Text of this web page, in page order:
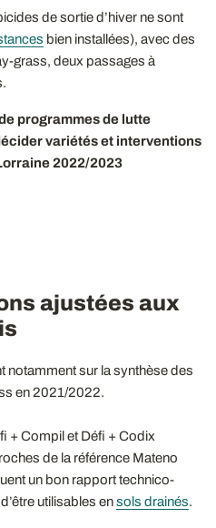
de sortie d’hiver ne sont
bien installées), avec des
grass, deux passages à
programmes de lutte
variétés et interventions
2022/2023
ajustées aux
notamment sur la synthèse des
en 2021/2022.
+ Compil et Défi + Codix
de la référence Mateno
un bon rapport technico-
utilisables ensols drainés.